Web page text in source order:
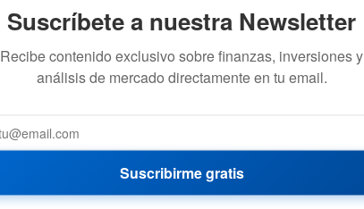
Suscríbete a nuestra Newsletter
Recibe contenido exclusivo sobre finanzas, inversiones y
análisis de mercado directamente en tu email.
Suscribirme gratis